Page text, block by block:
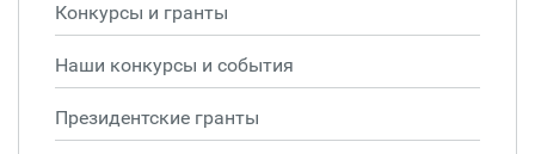
Конкурсы и гранты
Наши конкурсы и события
Президентские гранты